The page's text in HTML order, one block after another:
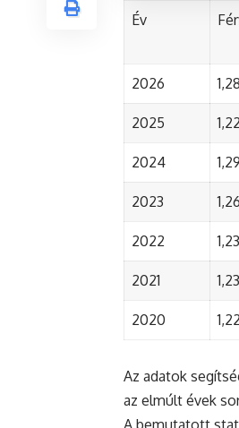
Év
2026
2025
2024
2023
2022
2021
2020
Az adatok
az elmúlt évek